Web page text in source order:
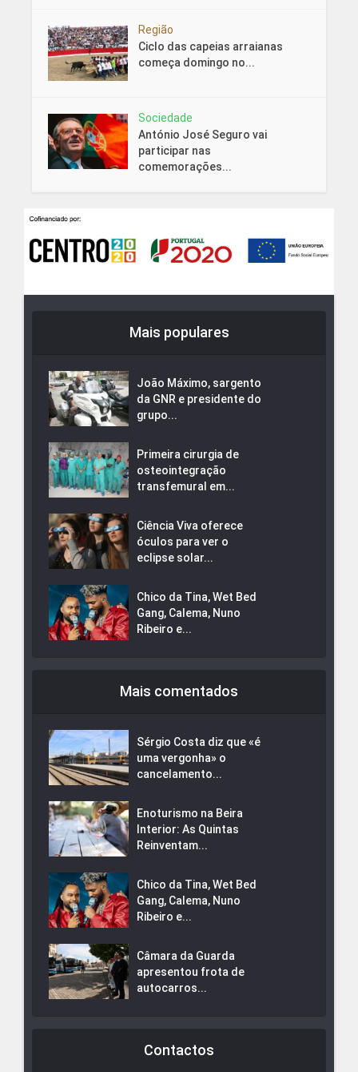
Região
Ciclo das capeias arraianas
começa domingo no...
Sociedade
António José Seguro vai
participar nas
comemorações...
Mais populares
João Máximo, sargento
da GNR e presidente do
grupo...
Primeira cirurgia de
osteointegração
transfemural em...
Ciência Viva oferece
óculos para ver o
eclipse solar...
Chico da Tina, Wet Bed
Gang, Calema, Nuno
Ribeiro e...
Mais comentados
Sérgio Costa diz que «é
uma vergonha» o
cancelamento...
Enoturismo na Beira
Interior: As Quintas
Reinventam...
Chico da Tina, Wet Bed
Gang, Calema, Nuno
Ribeiro e...
Câmara da Guarda
apresentou frota de
autocarros...
Contactos